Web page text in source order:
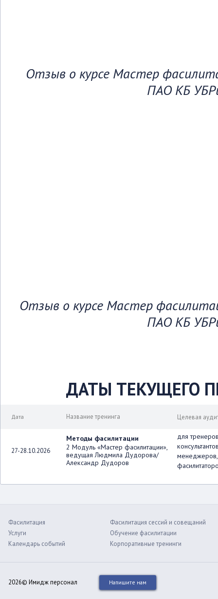
Отзыв о курсе Мастер
ПАО КБ
Отзыв о курсе Мастер
ПАО КБ
ДАТЫ ТЕКУЩЕГО
Дата Название тренинга Целевая
27-28.10.2026
Методы фасилитации
2 Модуль «Мастер фасилитации»,
ведущая Людмила Дудорова/
Александр Дудоров
для
менеджеров,
Фасилитация
Услуги
Календарь событий
Фасилитация сессий и совещаний
Обучение фасилитации
Корпоративные тренинги
2026© Имидж персонал Напишите нам